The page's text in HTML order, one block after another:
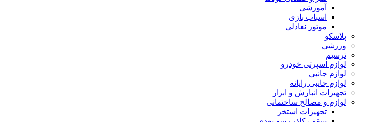
آموزشی
اسباب بازی
موتور نعادلی
پلاسکو
ورزشی
ترسیم
لوازم اسپرتی خودرو
لوازم جانبی
لوازم جانبی رایانه
تجهیزات انبارش و ابزار
لوازم و مصالح ساختمانی
تجهیزات استخر